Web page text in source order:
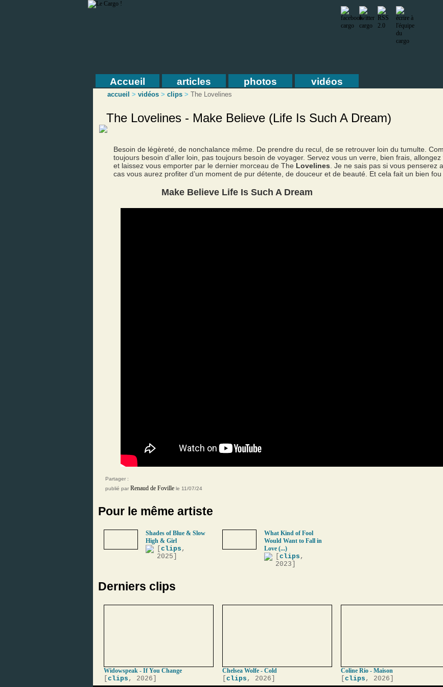
Accueil articles photos vidéos
accueil > vidéos > clips > The Lovelines
The Lovelines - Make Believe (Life Is Such A Dream)
Besoin de légèreté, de nonchalance même. De prendre du recul, de se retrouver loin du tumulte.
toujours besoin d’aller loin, pas toujours besoin de voyager. Servez vous un verre, bien frais,
et laissez vous emporter par le dernier morceau de The Lovelines . Je ne sais pas si vous
cas vous aurez profiter d’un moment de pur détente, de douceur et de beauté. Et cela fait un bien fou
Make Believe Life Is Such A Dream
Partager :
publié par Renaud de Foville le 11/07/24
Pour le même artiste
Shades of Blue & Slow
High & Girl
clips ,
2025]
What Kind of Fool
Would Want to Fall in
Love (...)
clips ,
2023]
Derniers clips
Widowspeak - If You Change
clips , 2026]
Chelsea Wolfe - Cold
clips , 2026]
Coline Rio - Maison
clips , 2026]